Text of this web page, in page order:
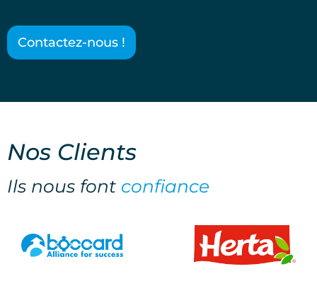
Contactez-nous !
Nos Clients
Ils nous font confiance